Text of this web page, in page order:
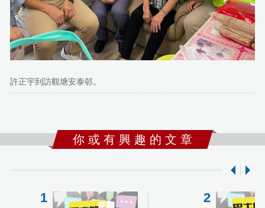
許正宇到訪觀塘安泰邨。
你 或 有 興 趣 的 文 章